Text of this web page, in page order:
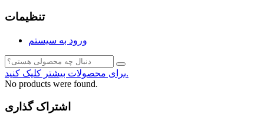
تنظیمات
ورود به سیستم
برای محصولات بیشتر کلیک کنید.
No products were found.
اشتراک گذاری